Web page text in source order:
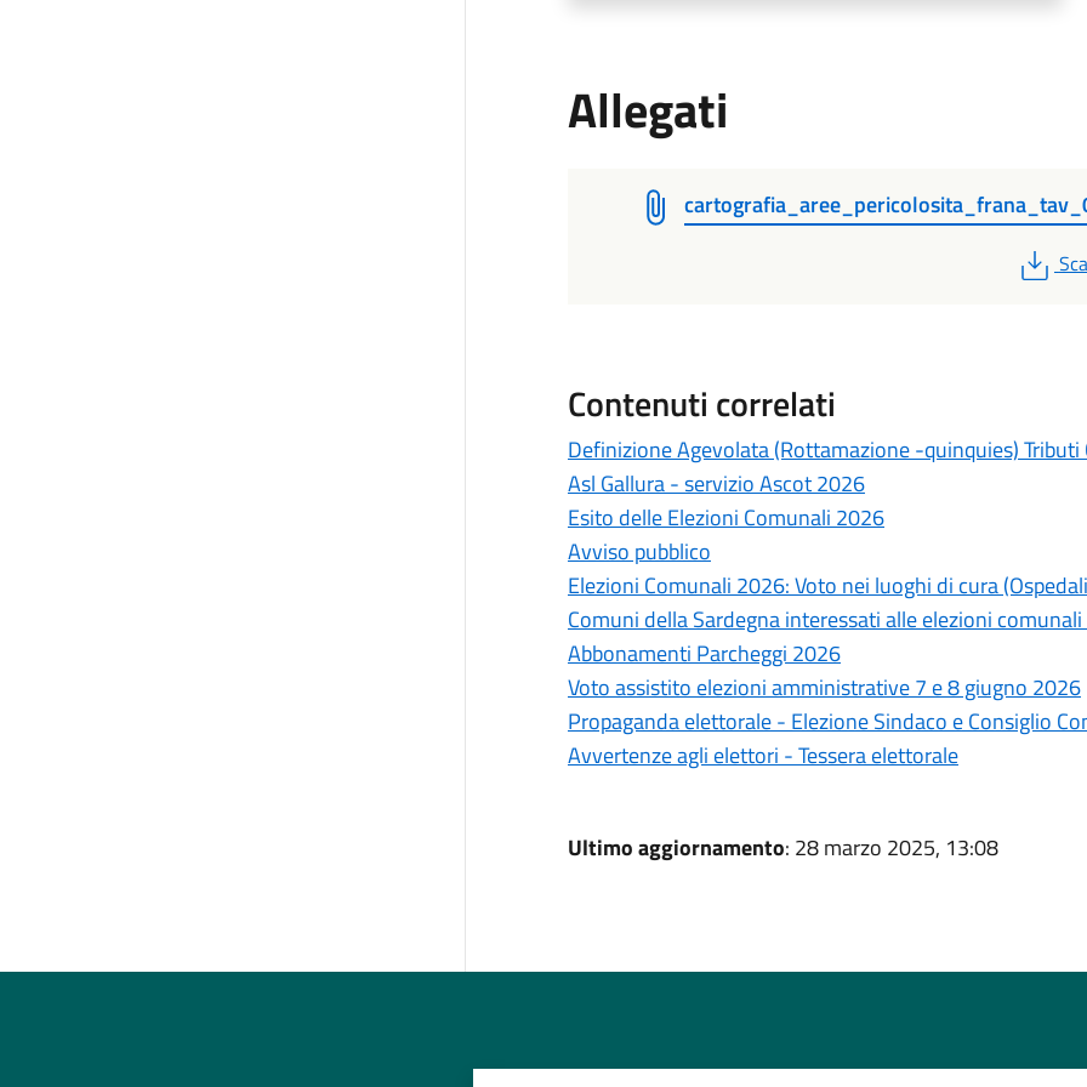
Allegati
Contenuti correlati
Definizione Agevolata (Rottamazione -quinquies) Tributi
Asl Gallura - servizio Ascot 2026
Esito delle Elezioni Comunali 2026
Avviso pubblico
Elezioni Comunali 2026: Voto nei luoghi di cura
Comuni della Sardegna interessati alle elezioni
Abbonamenti Parcheggi 2026
Voto assistito elezioni amministrative 7 e 8 giugno 2026
Propaganda elettorale - Elezione Sindaco e Consiglio
Avvertenze agli elettori - Tessera elettorale
Ultimo aggiornamento: 28 marzo 2025, 13:08